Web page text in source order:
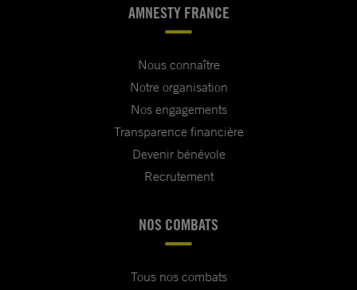
AMNESTY FRANCE
Nous connaître
Notre organisation
Nos engagements
Transparence financière
Devenir bénévole
Recrutement
NOS COMBATS
Tous nos combats